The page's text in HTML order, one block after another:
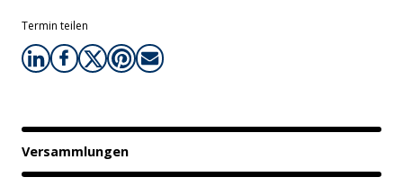
Versammlungen
Termin teilen